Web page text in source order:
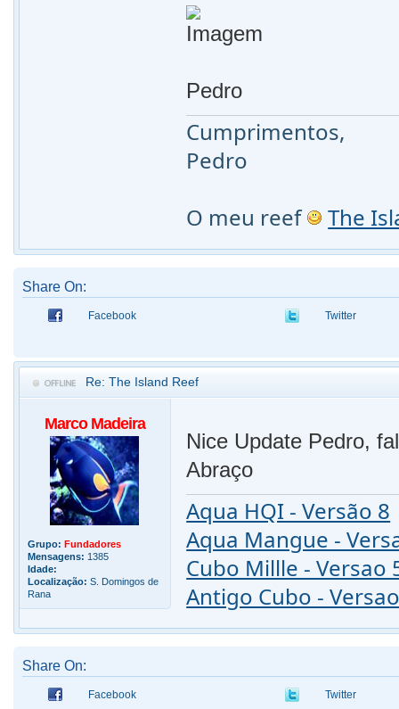
Pedro
Cumprimentos,
Pedro
O meu reef
The
Share On:
Facebook Twitter
Re: The Island Reef
Marco Madeira
Grupo: Fundadores
Mensagens: 1385
Idade:
Localização: S. Domingos de
Rana
Nice Update Pedro,
Abraço
Aqua HQI - Versão 8
Aqua Mangue -
Cubo Millle - Versao
Antigo Cubo -
Share On:
Facebook Twitter